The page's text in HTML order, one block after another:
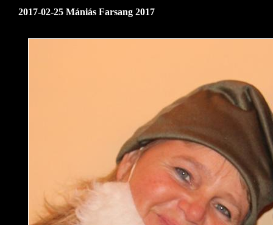
2017-02-25 Mániás Farsang 2017